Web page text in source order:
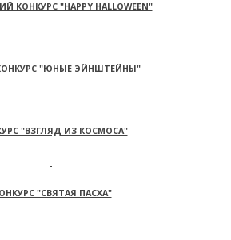
КОНКУРС "HAPPY HALLOWEEN"
"ЮНЫЕ ЭЙНШТЕЙНЫ"
"ВЗГЛЯД ИЗ КОСМОСА"
"СВЯТАЯ ПАСХА"